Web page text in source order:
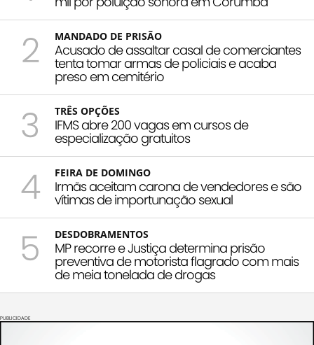
2 MANDADO DE PRISÃO
Acusado de assaltar casal de comerciantes
tenta tomar armas de policiais e acaba
preso em cemitério
3 TRÊS OPÇÕES
IFMS abre 200 vagas em cursos de
especialização gratuitos
4 FEIRA DE DOMINGO
Irmãs aceitam carona de vendedores e são
vítimas de importunação sexual
5 DESDOBRAMENTOS
MP recorre e Justiça determina prisão
preventiva de motorista flagrado com mais
de meia tonelada de drogas
PUBLICIDADE